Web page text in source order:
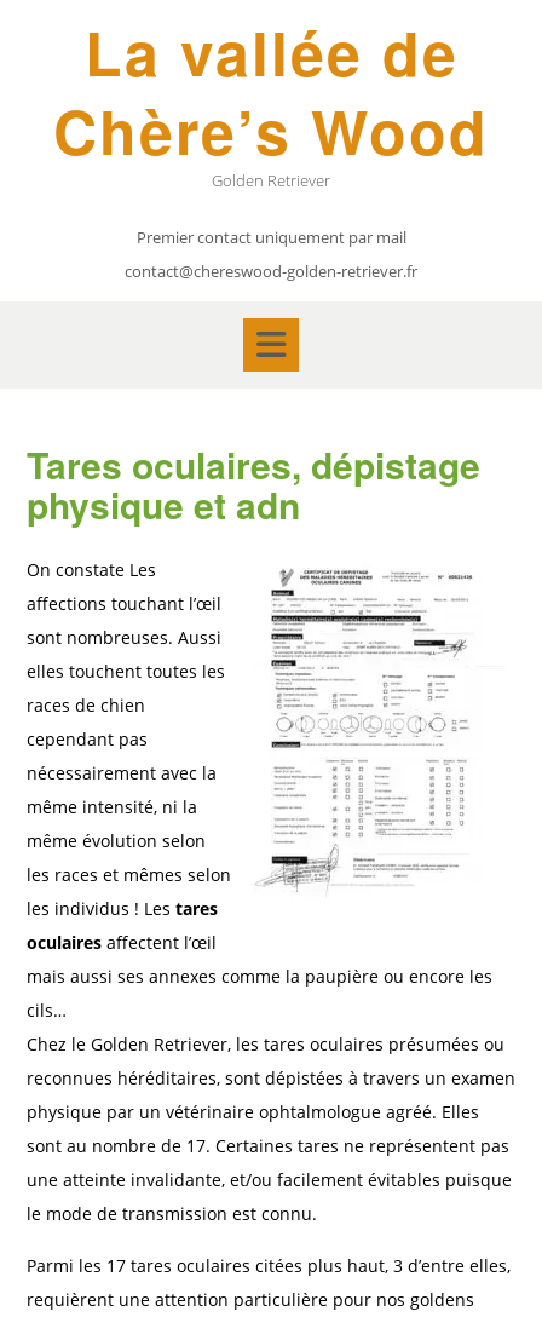
La vallée de
Chère’s Wood
Golden Retriever
Premier contact uniquement par mail
contact@chereswood-golden-retriever.fr
Tares oculaires, dépistage
physique et adn
On constate Les
affections touchant l’œil
sont nombreuses. Aussi
elles touchent toutes les
races de chien
cependant pas
nécessairement avec la
même intensité, ni la
même évolution selon
les races et mêmes selon
les individus ! Les tares
oculaires affectent l’œil
mais aussi ses annexes comme la paupière ou encore les
cils…
Chez le Golden Retriever, les tares oculaires présumées ou
reconnues héréditaires, sont dépistées à travers un examen
physique par un vétérinaire ophtalmologue agréé. Elles
sont au nombre de 17. Certaines tares ne représentent pas
une atteinte invalidante, et/ou facilement évitables puisque
le mode de transmission est connu.
Parmi les 17 tares oculaires citées plus haut, 3 d’entre elles,
requièrent une attention particulière pour nos goldens